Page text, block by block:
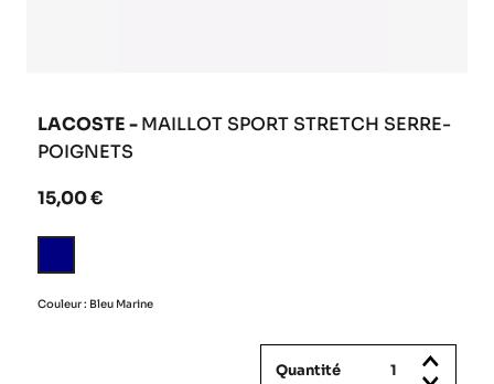
LACOSTE -MAILLOT SPORT STRETCH SERRE-
POIGNETS
15,00 €
Marine
Couleur : Bleu Marine
Quantité